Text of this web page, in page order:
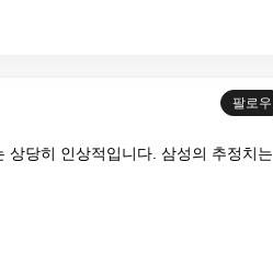
팔로우
당히 인상적입니다. 삼성의 추정치는